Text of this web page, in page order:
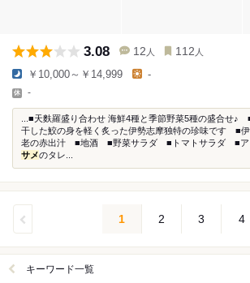
3.08 12 人 112 人
￥10,000～￥14,999 -
-
...■天麩羅盛り合わせ 海鮮4種と季節野菜5種の盛合せ
干した鮫の身を軽く炙った伊勢志摩独特の珍味です ■
老の赤出汁 ■地酒 ■野菜サラダ ■トマトサラダ ■ア
サメのタレ...
1 2 3 4
キーワード一覧